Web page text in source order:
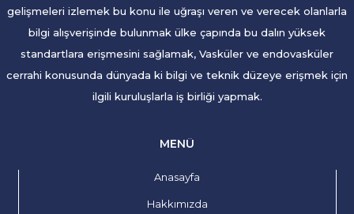
gelişmeleri izlemek bu konu ile uğraşı veren ve verecek olanlarla
bilgi alışverişinde bulunmak ülke çapında bu dalın yüksek
standartlara erişmesini sağlamak, Vasküler ve endovasküler
cerrahi konusunda dünyada ki bilgi ve teknik düzeye erişmek için
ilgili kuruluşlarla iş birliği yapmak.
MENÜ
Anasayfa
Hakkımızda